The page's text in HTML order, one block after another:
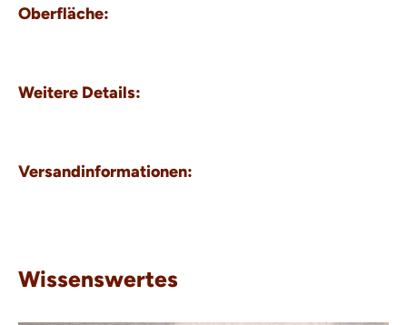
Oberfläche:
Weitere Details:
Versandinformationen:
Wissenswertes